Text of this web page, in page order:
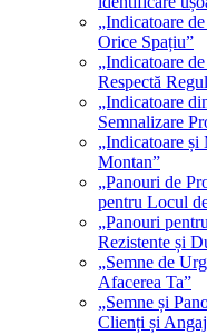
„Indicatoare
Orice Spațiu”
„Indicatoare
Respectă
„Indicatoare
Semnalizare
„Indicatoare și
Montan”
„Panouri de
pentru Locul
„Panouri
Rezistente și
„Semne de
Afacerea Ta”
„Semne și
Clienți și